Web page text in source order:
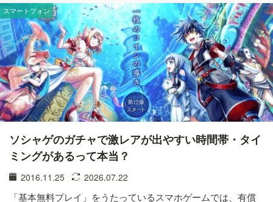
スマートフォン
ソシャゲのガチャで激レアが出やすい時間帯・タイ
ミングがあるって本当？
2016.11.25 2026.07.22
「基本無料プレイ」をうたっているスマホゲームでは、有償